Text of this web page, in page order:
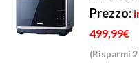
Prezzo:
499,99€
(Risparmi